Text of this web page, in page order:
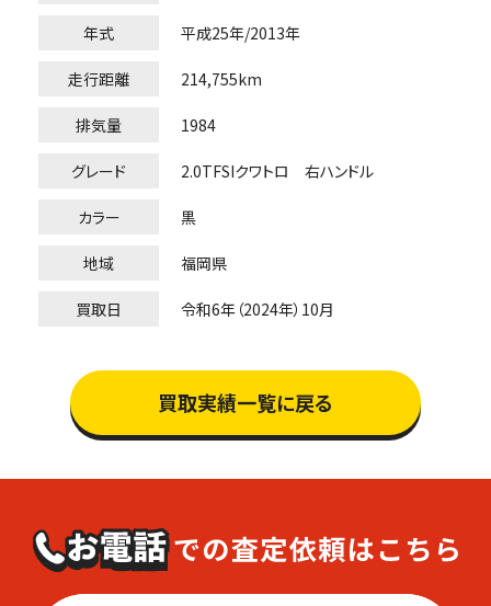
年式 平成25年/2013年
走行距離 214,755km
排気量 1984
グレード 2.0TFSIクワトロ 右ハンドル
カラー 黒
地域 福岡県
買取日 令和6年（2024年）10月
買取実績一覧に戻る